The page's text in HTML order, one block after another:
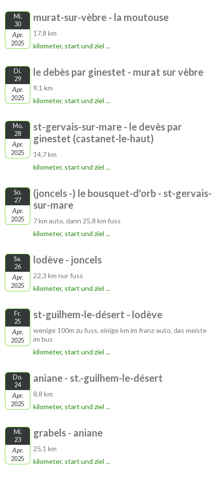
Mi.
30
Apr.
2025
murat-sur-vèbre - la moutouse
17,8 km
kilometer, start und ziel ...
Di.
29
Apr.
2025
le debès par ginestet - murat sur vèbre
9,1 km
kilometer, start und ziel ...
Mo.
28
Apr.
2025
st-gervais-sur-mare - le devès par
ginestet (castanet-le-haut)
14,7 km
kilometer, start und ziel ...
So.
27
Apr.
2025
(joncels -) le bousquet-d'orb - st-gervais-
sur-mare
7 km auto, dann 25,8 km fuss
kilometer, start und ziel ...
Sa.
26
Apr.
2025
lodève - joncels
22,3 km nur fuss
kilometer, start und ziel ...
Fr.
25
Apr.
2025
st-guilhem-le-désert - lodève
wenige 100m zu fuss, einige km im franz-auto, das meiste
im bus
kilometer, start und ziel ...
Do.
24
Apr.
2025
aniane - st.-guilhem-le-désert
8,8 km
kilometer, start und ziel ...
Mi.
23
Apr.
2025
grabels - aniane
25,1 km
kilometer, start und ziel ...